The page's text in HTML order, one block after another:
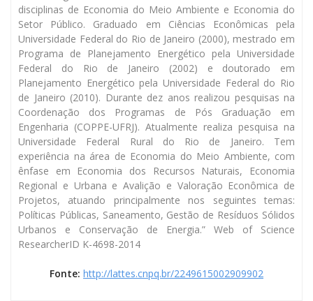
disciplinas de Economia do Meio Ambiente e Economia do
Setor Público. Graduado em Ciências Econômicas pela
Universidade Federal do Rio de Janeiro (2000), mestrado em
Programa de Planejamento Energético pela Universidade
Federal do Rio de Janeiro (2002) e doutorado em
Planejamento Energético pela Universidade Federal do Rio
de Janeiro (2010). Durante dez anos realizou pesquisas na
Coordenação dos Programas de Pós Graduação em
Engenharia (COPPE-UFRJ). Atualmente realiza pesquisa na
Universidade Federal Rural do Rio de Janeiro. Tem
experiência na área de Economia do Meio Ambiente, com
ênfase em Economia dos Recursos Naturais, Economia
Regional e Urbana e Avalição e Valoração Econômica de
Projetos, atuando principalmente nos seguintes temas:
Políticas Públicas, Saneamento, Gestão de Resíduos Sólidos
Urbanos e Conservação de Energia.” Web of Science
ResearcherID K-4698-2014
Fonte: http://lattes.cnpq.br/2249615002909902